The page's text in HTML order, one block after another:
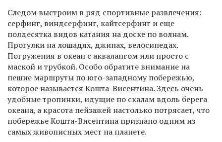
Следом выстроим в ряд спортивные развлечения:
серфинг, виндсерфинг, кайтсерфинг и еще
полдесятка видов катания на доске по волнам.
Прогулки на лошадях, джипах, велосипедах.
Погружения в океан с аквалангом или просто с
маской и трубкой. Особо обратите внимание на
пешие маршруты по юго-западному побережью,
которое называется Кошта-Висентина. Здесь очень
удобные тропинки, идущие по скалам вдоль берега
океана, а красота пейзажей настолько потрясает, что
побережье Кошта-Висентина признано одним из
самых живописных мест на планете.